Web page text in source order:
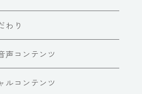
わり
声コンテンツ
ルコンテンツ